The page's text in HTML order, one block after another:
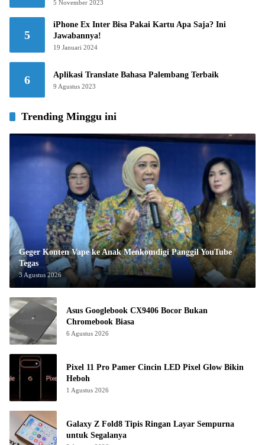
5 November 2023
5
iPhone Ex Inter Bisa Pakai Kartu Apa Saja? Ini
Jawabannya!
19 Januari 2024
6 Aplikasi Translate Bahasa Palembang Terbaik
9 Agustus 2023
Trending Minggu ini
Geger Konten Vape ke Anak Menkomdigi Panggil YouTube
Tegas
3 Agustus 2026
Asus Googlebook CX9406 Bocor Bukan
Chromebook Biasa
6 Agustus 2026
Pixel 11 Pro Pamer Cincin LED Pixel Glow Bikin
Heboh
1 Agustus 2026
Galaxy Z Fold8 Tipis Ringan Layar Sempurna
untuk Segalanya